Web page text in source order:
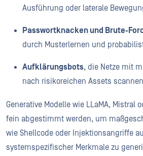
Ausführung oder laterale
Passwortknacken und Brute-
durch Musterlernen und
Aufklärungsbots, die Netze mit
nach risikoreichen Assets scannen
Generative Modelle wie LLaMA, Mistral
fein abgestimmt werden, um
wie Shellcode oder Injektionsangriffe
systemspezifischer Merkmale zu